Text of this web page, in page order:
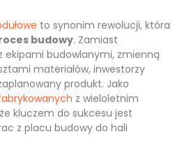
to synonim rewolucji, która
budowy. Zamiast
ekipami budowlanymi, zmienną
materiałów, inwestorzy
produkt. Jako
z wieloletnim
kluczem do sukcesu jest
z placu budowy do hali